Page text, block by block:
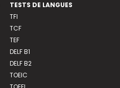
TESTS DE LANGUES
TFI
TCF
TEF
DELF B1
DELF B2
TOEIC